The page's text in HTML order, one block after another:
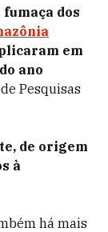
fumaça dos
em
ano
Pesquisas
de origem
à
há mais